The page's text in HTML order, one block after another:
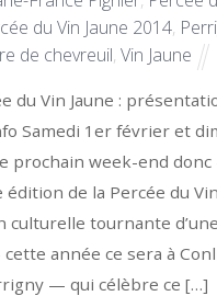
du Vin Jaune 2014,
de chevreuil, Vin Jaune
du Vin Jaune :
Samedi 1er février et
prochain week-end
édition de la Percée du
culturelle tournante
année ce sera à
— qui célèbre ce […]